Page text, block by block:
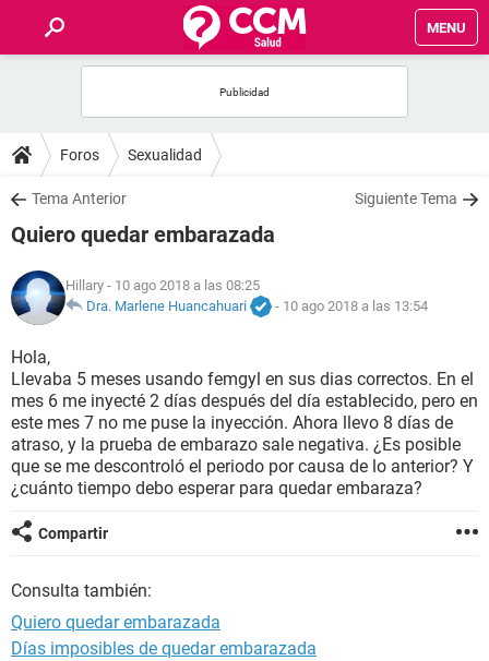
MENU
FOROS
SALUD
FAMILIA
NUTRICIÓN
BIENESTAR
SEXUALIDAD
GLOSARIO
Foros Sexualidad
Tema Anterior Siguiente Tema
Quiero quedar embarazada
Hillary - 10 ago 2018 a las 08:25
Dra. Marlene Huancahuari
- 10 ago 2018 a las 13:54
Hola,
Llevaba 5 meses usando femgyl en sus dias correctos. En el
mes 6 me inyecté 2 días después del día establecido, pero en
este mes 7 no me puse la inyección. Ahora llevo 8 días de
atraso, y la prueba de embarazo sale negativa. ¿Es posible
que se me descontroló el periodo por causa de lo anterior? Y
¿cuánto tiempo debo esperar para quedar embaraza?
Compartir
Consulta también:
Quiero quedar embarazada
Días imposibles de quedar embarazada